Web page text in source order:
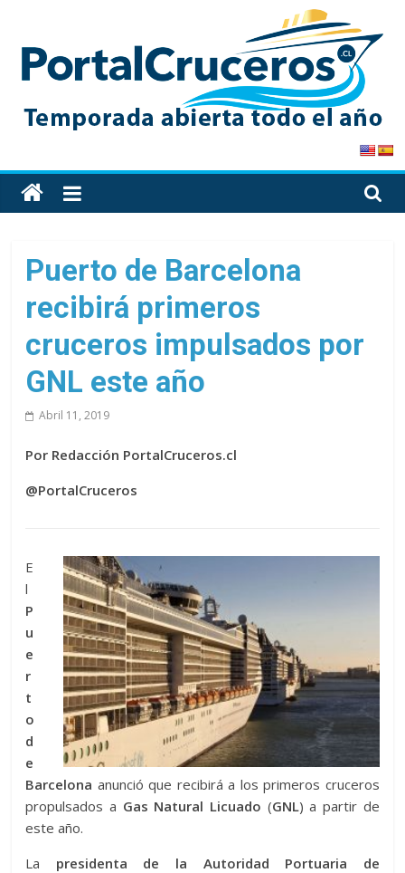
content
PortalCruceros
Toda
la
de
cruceros
en
un
solo
sitio
Puerto de Barcelona
recibirá primeros
cruceros impulsados por
GNL este año
Abril 11, 2019
Por Redacción PortalCruceros.cl
@PortalCruceros
E
l
P
u
e
r
t
o
d
e
Barcelona anunció que recibirá a los primeros cruceros
propulsados a Gas Natural Licuado (GNL) a partir de
este año.
La presidenta de la Autoridad Portuaria de